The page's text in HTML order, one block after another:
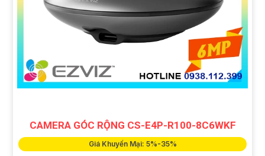
CAMERA GÓC RỘNG CS-E4P-R100-8C6WKF
Giá Khuyến Mại: 5%-35%